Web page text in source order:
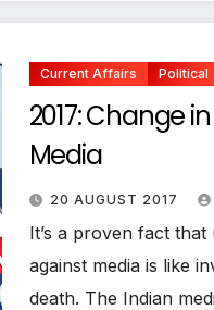
Current Affairs Political
2017: Change
Media
20 AUGUST 2017
It’s a proven fact
against media is like
death. The Indian